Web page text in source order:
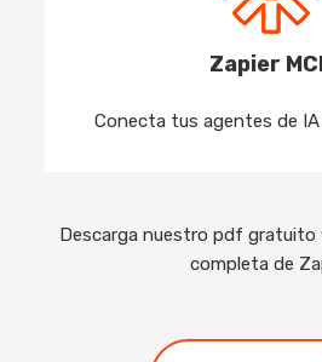
Zapier
Conecta tus agentes de IA
Descarga nuestro pdf gratuito
completa de